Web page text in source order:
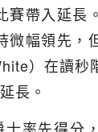
賽帶入延長
微幅領先，
）在讀秒
長。